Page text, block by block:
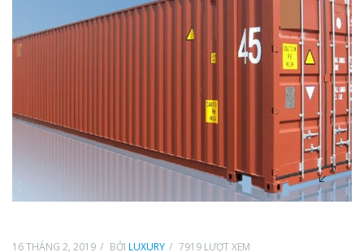
16 THÁNG 2, 2019 BỞI LUXURY 7919 LƯỢT XEM